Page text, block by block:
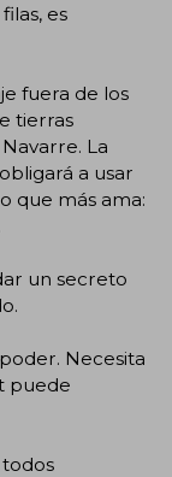
es
fuera de los
tierras
La
a usar
que más ama:
un secreto
Necesita
puede